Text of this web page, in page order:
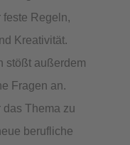
feste Regeln,
Kreativität.
stößt außerdem
Fragen an.
das Thema zu
berufliche